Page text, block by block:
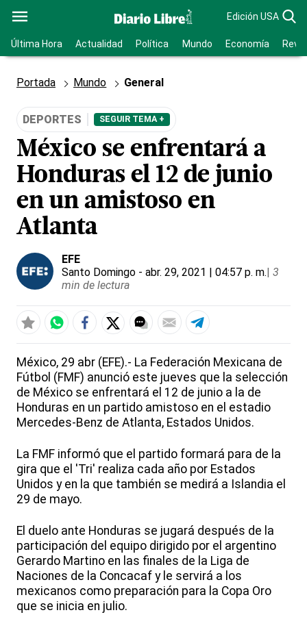
Edición USA
Última Hora Actualidad Política Mundo Economía
Portada Mundo General
DEPORTES SEGUIR TEMA +
México se enfrentará a
Honduras el 12 de junio
en un amistoso en
Atlanta
EFE
Santo Domingo - abr. 29, 2021 | 04:57 p. m.| 3
min de lectura
México, 29 abr (EFE).- La Federación Mexicana de
Fútbol (FMF) anunció este jueves que la selección
de México se enfrentará el 12 de junio a la de
Honduras en un partido amistoso en el estadio
Mercedes-Benz de Atlanta, Estados Unidos.
La FMF informó que el partido formará para de la
gira que el 'Tri' realiza cada año por Estados
Unidos y en la que también se medirá a Islandia el
29 de mayo.
El duelo ante Honduras se jugará después de la
participación del equipo dirigido por el argentino
Gerardo Martino en las finales de la Liga de
Naciones de la Concacaf y le servirá a los
mexicanos como preparación para la Copa Oro
que se inicia en julio.